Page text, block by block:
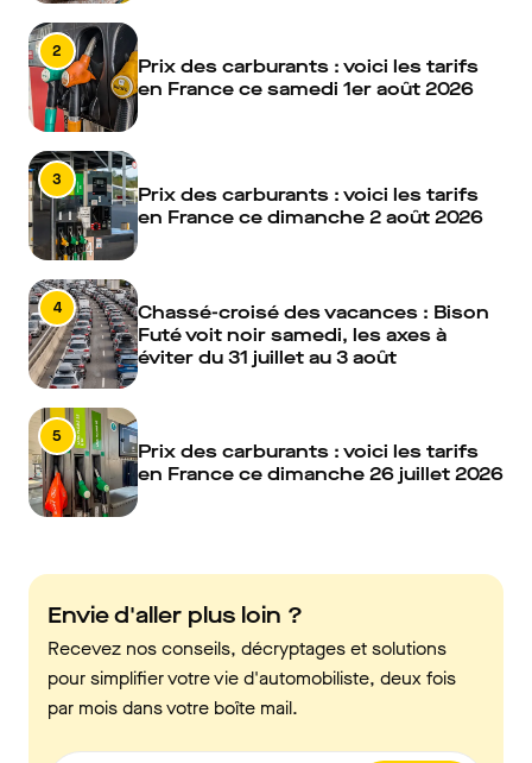
2
Prix des carburants : voici les tarifs
en France ce samedi 1er août 2026
3
Prix des carburants : voici les tarifs
en France ce dimanche 2 août 2026
4
Chassé-croisé des vacances : Bison
Futé voit noir samedi, les axes à
éviter du 31 juillet au 3 août
5
Prix des carburants : voici les tarifs
en France ce dimanche 26 juillet 2026
Envie d'aller plus loin ?
Recevez nos conseils, décryptages et solutions
pour simplifier votre vie d'automobiliste, deux fois
par mois dans votre boîte mail.